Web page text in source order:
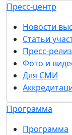
Пресс-центр
Новости
Статьи
Пресс-
Фото и
Для СМИ
Программа
Программа